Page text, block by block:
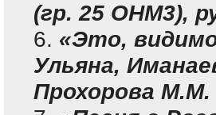
(гр. 25 ОНМ3),
«Это,
Ульяна,
Прохорова М.М.